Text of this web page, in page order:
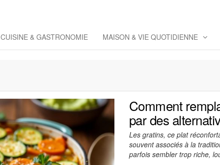
& Co
CUISINE & GASTRONOMIE MAISON & VIE QUOTIDIENNE
Comment
par des
Les gratins, ce plat
souvent associés à la
parfois sembler trop riche,